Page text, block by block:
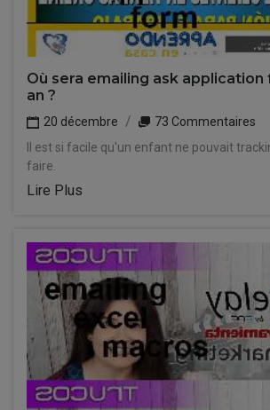
Où sera emailing ask application
an ?
20 décembre
73 Commentaires
Il est si facile qu'un enfant ne pouvait
faire.
Lire Plus